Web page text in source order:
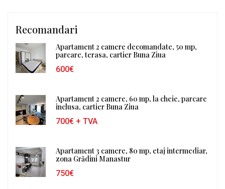
Recomandari
Apartament 2 camere decomandate, 50 mp,
parcare, terasa, cartier Buna Ziua
600€
Apartament 2 camere, 60 mp, la cheie, parcare
inclusa, cartier Buna Ziua
700€ + TVA
Apartament 3 camere, 80 mp, etaj intermediar,
zona Grădini Manastur
750€